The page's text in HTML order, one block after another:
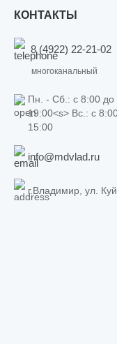
КОНТАКТЫ
8 (4922) 22-21-02
многоканальный
Пн. - Сб.: c 8:00 до
19:00<s> Вс.: c
15:00
info@mdvlad.ru
г.Владимир, ул.